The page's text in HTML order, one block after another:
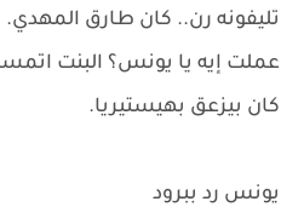
تليفونه رن.. كان طارق المهدي.
عملت إيه يا يونس؟ البنت
كان بيزعق بهيستيريا.
يونس رد ببرود